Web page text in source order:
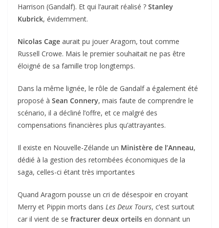
Harrison (Gandalf). Et qui l’aurait réalisé ? Stanley
Kubrick, évidemment.
Nicolas Cage aurait pu jouer Aragorn, tout comme
Russell Crowe. Mais le premier souhaitait ne pas être
éloigné de sa famille trop longtemps.
Dans la même lignée, le rôle de Gandalf a également été
proposé à Sean Connery, mais faute de comprendre le
scénario, il a décliné l’offre, et ce malgré des
compensations financières plus qu’attrayantes.
Il existe en Nouvelle-Zélande un Ministère de l’Anneau,
dédié à la gestion des retombées économiques de la
saga, celles-ci étant très importantes
Quand Aragorn pousse un cri de désespoir en croyant
Merry et Pippin morts dans Les Deux Tours, c’est surtout
car il vient de se fracturer deux orteils en donnant un